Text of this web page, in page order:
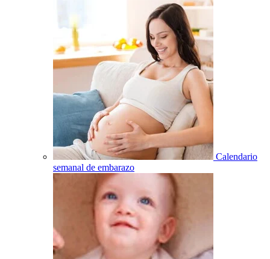
Calendario
semanal de embarazo